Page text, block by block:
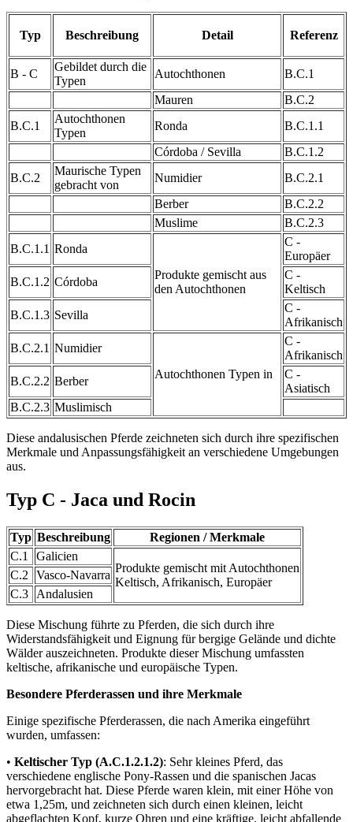
Typ Beschreibung Detail Referenz
B - C
Gebildet durch die
Typen
Autochthonen
B.C.1
Mauren
B.C.2
B.C.1
Autochthonen
Typen
Ronda
B.C.1.1
Córdoba / Sevilla
B.C.1.2
B.C.2
Maurische Typen
gebracht von
Numidier
B.C.2.1
Berber
B.C.2.2
Muslime
B.C.2.3
B.C.1.1 Ronda
Produkte gemischt aus
den Autochthonen
C -
Europäer
B.C.1.2 Córdoba
C -
Keltisch
B.C.1.3 Sevilla
C -
Afrikanisch
B.C.2.1 Numidier
Autochthonen Typen in
C -
Afrikanisch
B.C.2.2 Berber
C -
Asiatisch
B.C.2.3 Muslimisch
Diese andalusischen Pferde zeichneten sich durch ihre spezifischen
Merkmale und Anpassungsfähigkeit an verschiedene Umgebungen
aus.
Typ C - Jaca und Rocin
Typ Beschreibung
Regionen / Merkmale
C.1
Galicien
Produkte gemischt mit Autochthonen
Keltisch, Afrikanisch, Europäer
C.2
Vasco-Navarra
C.3
Andalusien
Diese Mischung führte zu Pferden, die sich durch ihre
Widerstandsfähigkeit und Eignung für bergige Gelände und dichte
Wälder auszeichneten. Produkte dieser Mischung umfassten
keltische, afrikanische und europäische Typen.
Besondere Pferderassen und ihre Merkmale
Einige spezifische Pferderassen, die nach Amerika eingeführt
wurden, umfassen:
• Keltischer Typ (A.C.1.2.1.2): Sehr kleines Pferd, das
verschiedene englische Pony-Rassen und die spanischen Jacas
hervorgebracht hat. Diese Pferde waren klein, mit einer Höhe von
etwa 1,25m, und zeichneten sich durch einen kleinen, leicht
abgeflachten Kopf, kurze Ohren und eine kräftige, leicht abfallende